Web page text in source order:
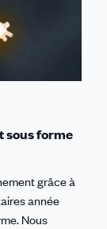
sous forme
grâce à
année
Nous